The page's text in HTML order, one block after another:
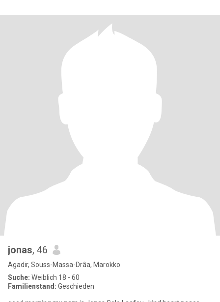
jonas, 46
Agadir, Souss-Massa-Drâa, Marokko
Suche: Weiblich 18 - 60
Familienstand: Geschieden